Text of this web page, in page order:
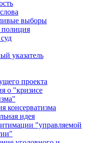
выборы
указатель
проекта
о "кризисе
консерватизма
идея
"управляемой